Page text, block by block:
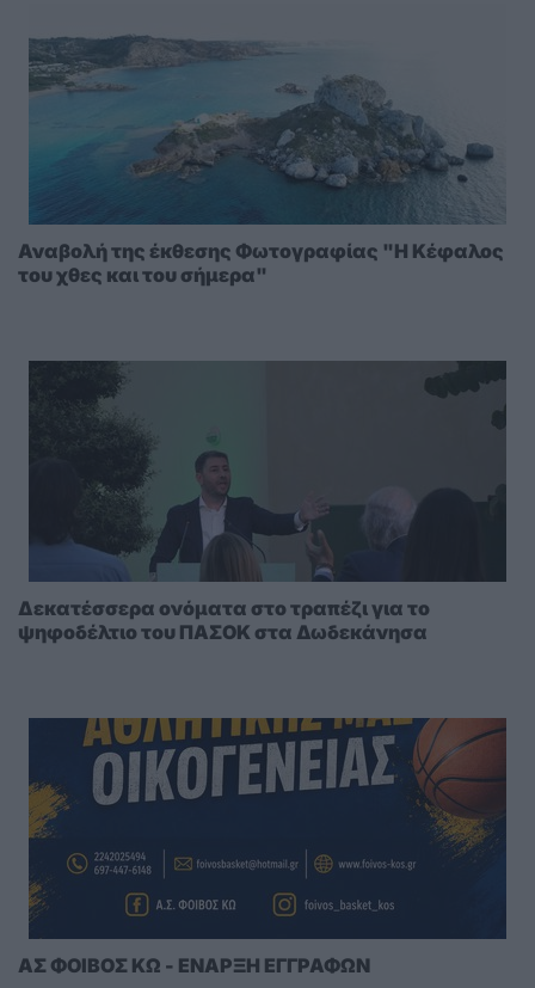
Αναβολή της έκθεσης Φωτογραφίας "Η Κέφαλος
του χθες και του σήμερα"
Δεκατέσσερα ονόματα στο τραπέζι για το
ψηφοδέλτιο του ΠΑΣΟΚ στα Δωδεκάνησα
ΑΣ ΦΟΙΒΟΣ ΚΩ - ΕΝΑΡΞΗ ΕΓΓΡΑΦΩΝ